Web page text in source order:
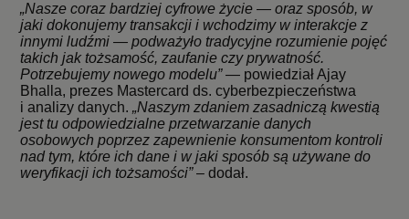
„Nasze coraz bardziej cyfrowe życie — oraz sposób, w
jaki dokonujemy transakcji i wchodzimy w interakcje z
innymi ludźmi — podważyło tradycyjne rozumienie pojęć
takich jak tożsamość, zaufanie czy prywatność.
Potrzebujemy nowego modelu”— powiedział Ajay
Bhalla, prezes Mastercard ds. cyberbezpieczeństwa
i analizy danych.„Naszym zdaniem zasadniczą kwestią
jest tu odpowiedzialne przetwarzanie danych
osobowych poprzez zapewnienie konsumentom kontroli
nad tym, które ich dane i w jaki sposób są używane do
weryfikacji ich tożsamości”– dodał.